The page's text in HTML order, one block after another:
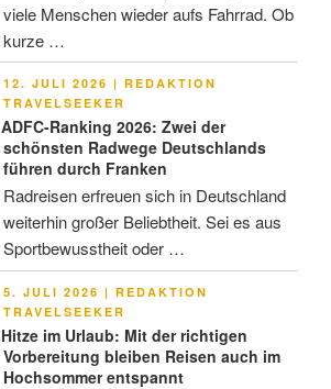
viele Menschen wieder aufs Fahrrad. Ob
kurze …
VERÖFFENTLICHT
AM
12. JULI 2026 | REDAKTION
TRAVELSEEKER
ADFC-Ranking 2026: Zwei der
schönsten Radwege Deutschlands
führen durch Franken
Radreisen erfreuen sich in Deutschland
weiterhin großer Beliebtheit. Sei es aus
Sportbewusstheit oder …
VERÖFFENTLICHT
AM
5. JULI 2026 | REDAKTION
TRAVELSEEKER
Hitze im Urlaub: Mit der richtigen
Vorbereitung bleiben Reisen auch im
Hochsommer entspannt